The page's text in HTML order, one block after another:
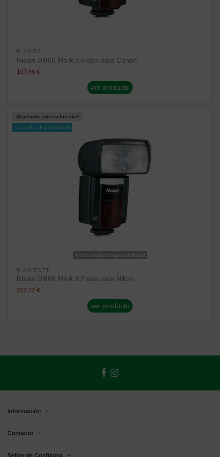
FLASHES
Nissin Di866 Mark II Flash para Canon
107,66 €
ver producto
¡Disponible sólo en Internet!
Consultar disponibilidad
Consultar disponibilidad
FLASHES TTL
Nissin Di866 Mark II Flash para Nikon
202,72 €
ver producto
Información
Contacto
Sellos de Confianza